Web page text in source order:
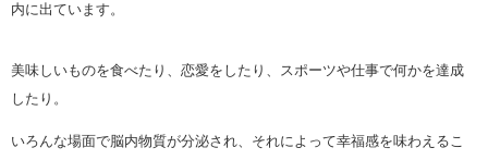
内に出ています。
美味しいものを食べたり、恋愛をしたり、スポーツや仕事で何かを達成
したり。
いろんな場面で脳内物質が分泌され、それによって幸福感を味わえるこ